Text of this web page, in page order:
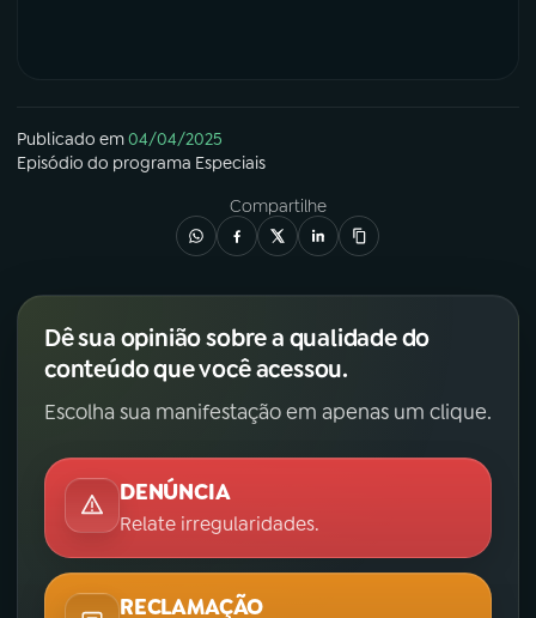
Publicado em04/04/2025
Episódio do programa Especiais
Compartilhe
Dê sua opinião sobre a qualidade do
conteúdo que você acessou.
Escolha sua manifestação em apenas um clique.
DENÚNCIA
Relate irregularidades.
RECLAMAÇÃO